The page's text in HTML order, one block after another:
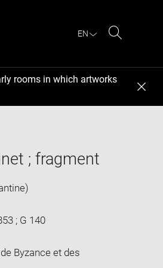
EN
rooms in which artworks
; fragment
; G 140
Byzance et des